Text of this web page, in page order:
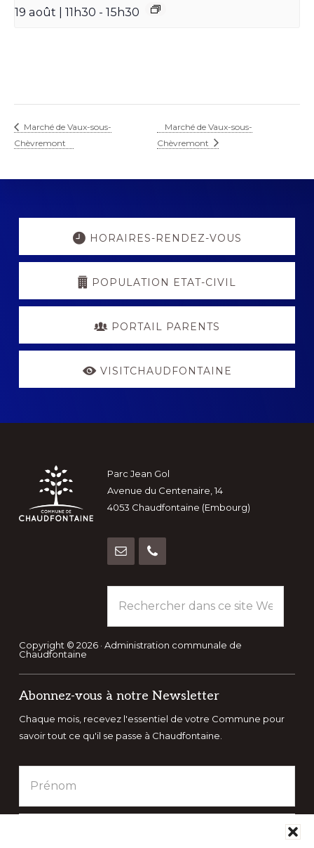
19 août | 11h30 - 15h30
Marché de Vaux-sous-
Chèvremont
Marché de Vaux-sous-
Chèvremont
Explore
HORAIRES-RENDEZ-VOUS
POPULATION ETAT-CIVIL
PORTAIL PARENTS
VISITCHAUDFONTAINE
Footer
Parc Jean Gol
Avenue du Centenaire, 14
4053 Chaudfontaine (Embourg)
dans
ce
site
Copyright © 2026 · Administration communale de
Chaudfontaine
Abonnez-vous à notre Newsletter
Chaque mois, recevez l'essentiel de votre Commune pour
savoir tout ce qu'il se passe à Chaudfontaine.